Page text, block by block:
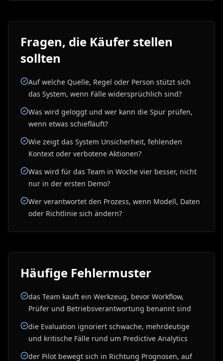
Fragen, die Käufer stellen
sollten
Auf welche Quelle, Regel oder Person stützt sich
das System, wenn Fälle widersprüchlich sind?
Was wird geloggt und wer kann die Spur prüfen,
wenn etwas schiefläuft?
Wie zeigt das System Unsicherheit, fehlenden
Kontext oder verbotene Aktionen?
Was wird für das Team in Woche vier besser, nicht
nur in der ersten Demo?
Wer verantwortet den Prozess, wenn Modell, Daten
oder Richtlinie sich ändern?
Häufige Fehlermuster
das Team kauft ein Werkzeug, bevor Workflow,
Prüfer und Betriebsverantwortung benannt sind
die Evaluation ignoriert schwache, mehrdeutige
und kritische Fälle rund um Predictive Analytics
der Pilot bewegt sich in Richtung Prognosen, auf